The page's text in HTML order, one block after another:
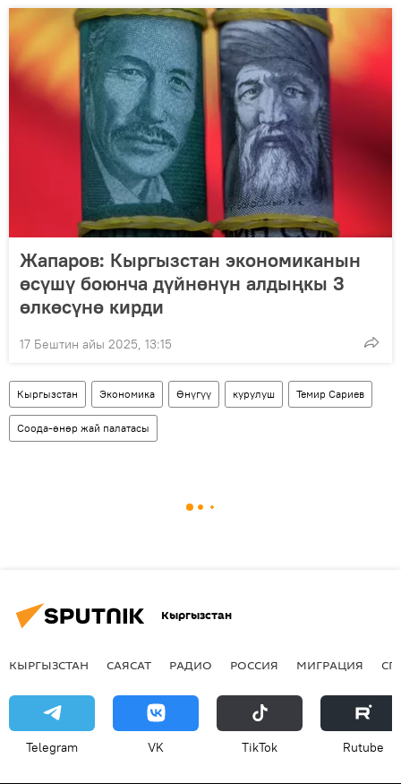
Жапаров: Кыргызстан экономиканын
өсүшү боюнча дүйнөнүн алдыңкы 3
өлкөсүнө кирди
17 Бештин айы 2025, 13:15
Кыргызстан Экономика Өнүгүү курулуш Темир Сариев
Соода-өнөр жай палатасы
Кыргызстан
КЫРГЫЗСТАН САЯСАТ РАДИО РОССИЯ МИГРАЦИЯ
Telegram VK ТikТоk Rutube